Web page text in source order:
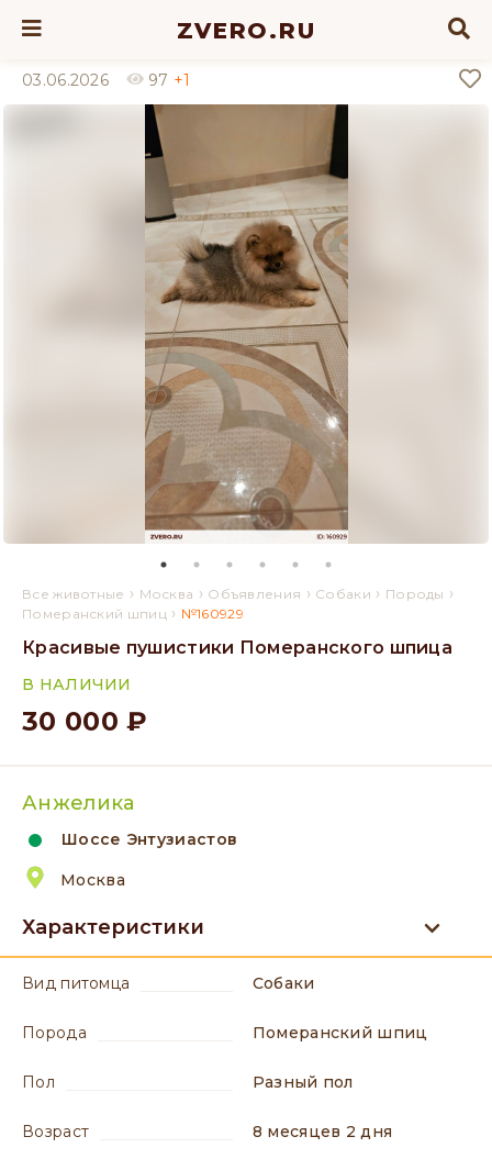
ZVERO.RU
03.06.2026 97 +1
Все животные › Москва › Объявления › Собаки › Породы ›
Померанский шпиц › №160929
Красивые пушистики Померанского шпица
В НАЛИЧИИ
30 000 ₽
Анжелика
Шоссе Энтузиастов
Москва
Характеристики
вид питомца Собаки
порода Померанский шпиц
пол разный пол
возраст 8 месяцев 2 дня